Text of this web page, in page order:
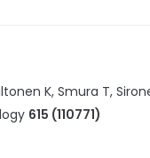
K, Smura T,
615 (110771)